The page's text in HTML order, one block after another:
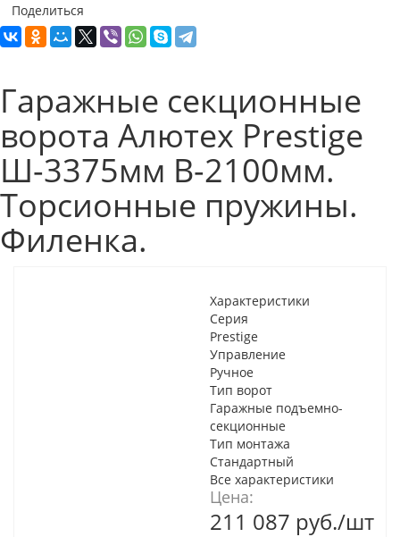
Поделиться
Гаражные секционные
ворота Алютех Prestige
Ш-3375мм В-2100мм.
Торсионные пружины.
Филенка.
Характеристики
Серия
Prestige
Управление
Ручное
Тип ворот
Гаражные подъемно-
секционные
Тип монтажа
Стандартный
Все характеристики
Цена:
211 087 руб./шт